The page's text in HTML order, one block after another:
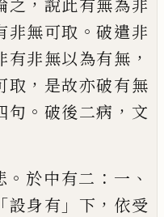
之
說此有無為非
非無可取 。破遣非
有非無以為有無 ，
取 ， 是故亦破有無
句 。 破後二病 ， 文
。 於中有二 ： 一 、
設身有 」 下 ， 依受